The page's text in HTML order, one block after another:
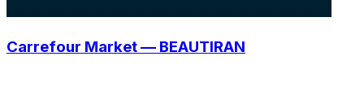
Carrefour Market — BEAUTIRAN